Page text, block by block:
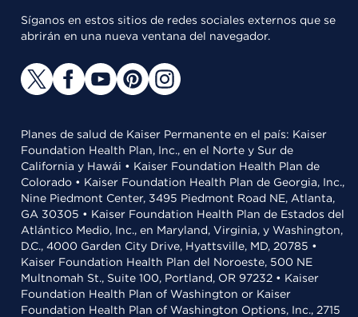
Síganos en estos sitios de redes sociales externos que se
abrirán en una nueva ventana del navegador.
Planes de salud de Kaiser Permanente en el país: Kaiser
Foundation Health Plan, Inc., en el Norte y Sur de
California y Hawái • Kaiser Foundation Health Plan de
Colorado • Kaiser Foundation Health Plan de Georgia, Inc.,
Nine Piedmont Center, 3495 Piedmont Road NE, Atlanta,
GA 30305 • Kaiser Foundation Health Plan de Estados del
Atlántico Medio, Inc., en Maryland, Virginia, y Washington,
D.C., 4000 Garden City Drive, Hyattsville, MD, 20785 •
Kaiser Foundation Health Plan del Noroeste, 500 NE
Multnomah St., Suite 100, Portland, OR 97232 • Kaiser
Foundation Health Plan of Washington or Kaiser
Foundation Health Plan of Washington Options, Inc., 2715